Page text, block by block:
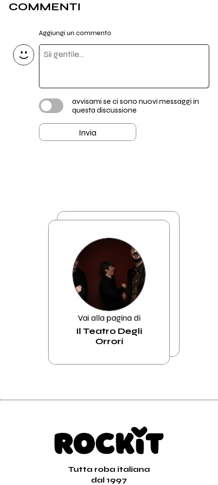
COMMENTI
Aggiungi un commento
avvisami se ci sono nuovi messaggi in
questa discussione
Invia
Vai alla pagina di
Il Teatro Degli
Orrori
Tutta roba italiana
dal 1997